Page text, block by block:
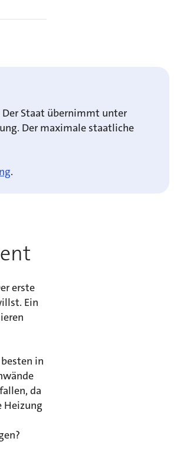
Staat übernimmt unter
Der maximale staatliche
.
erste
Ein
in
da
Heizung